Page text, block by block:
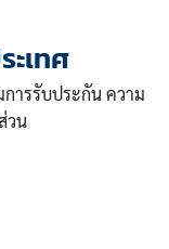
เทศ
ารรับประกัน ความ
วน